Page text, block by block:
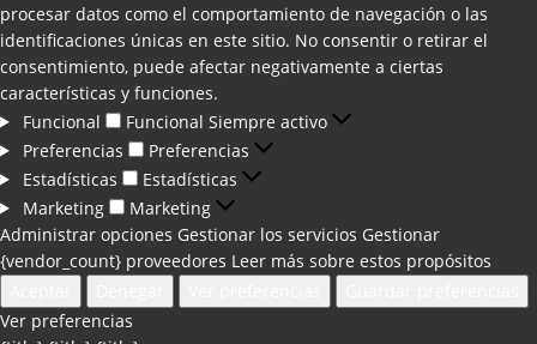
procesar datos como el comportamiento de navegación o las
identificaciones únicas en este sitio. No consentir o retirar el
consentimiento, puede afectar negativamente a ciertas
características y funciones.
Funcional
Funcional Siempre activo
Preferencias
Preferencias
Estadísticas
Estadísticas
Marketing
Marketing
Administrar opciones Gestionar los servicios Gestionar
{vendor_count} proveedores Leer más sobre estos propósitos
Ver preferencias